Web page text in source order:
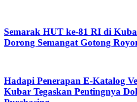
Semarak HUT ke-81 RI di
Dorong Semangat Gotong
Hadapi Penerapan E-Katalog
Kubar Tegaskan Pentingnya